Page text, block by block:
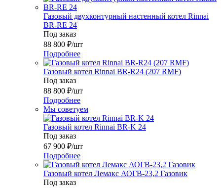
Газовый двухконтурный настенный котел Rinnai
BR-RE 24
Под заказ
88 800 ₽/шт
Подробнее
Газовый котел Rinnai BR-R24 (207 RMF)
Под заказ
88 800 ₽/шт
Подробнее
Мы советуем
Газовый котел Rinnai BR-K 24
Под заказ
67 900 ₽/шт
Подробнее
Газовый котел Лемакс АОГВ-23,2 Газовик
Под заказ